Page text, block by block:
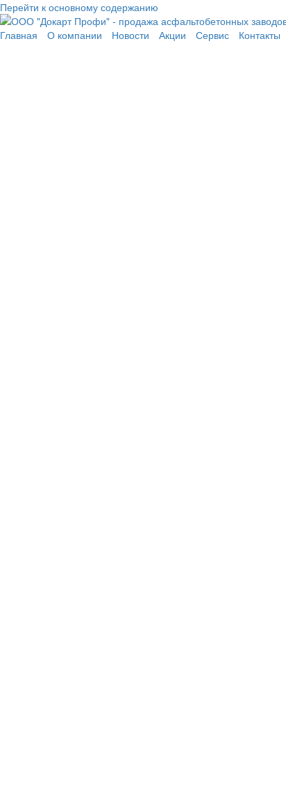
Перейти к основному содержанию
Главная
О компании Новости Акции Сервис Контакты